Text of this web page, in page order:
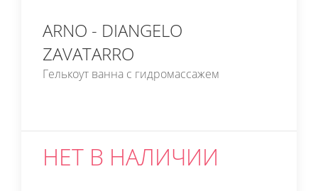
ARNO - DIANGELO
ZAVATARRO
Гелькоут ванна с гидромассажем
НЕТ В НАЛИЧИИ